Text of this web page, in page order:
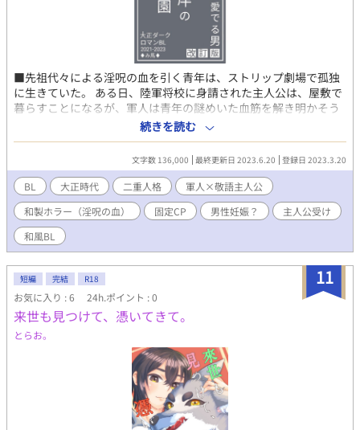
■先祖代々による淫呪の血を引く青年は、ストリップ劇場で孤独
に生きていた。 ある日、陸軍将校に身請された主人公は、屋敷で
暮らすことになるが、軍人は青年の謎めいた血筋を解き明かそう
と動きだす──。 ■本作はミステリアスダークロマンがテーマで
す。R18描写は随所に散らばっていますので、ご了承のうえ読み進
めてください。 ※ 独自解釈＋造語あり。エセ大正時代、一部誘い
受け、凌辱（回想）シーンあります。筆者の趣味丸出しにつき成
人向けです。 ※ 初出2021年［淫呪の青年を愛でる男］加筆修正
※ 初出2022年［幼生閉口］セルフオマージュ
続きを読む
文字数 136,000 最終更新日 2023.6.20 登録日 2023.3.20
BL 大正時代 二重人格
軍人×敬語主人公
和製ホラー（淫呪の血）
固定CP 男性妊娠？
主人公受け
和風BL
11
短編 完結 R18
お気に入り : 6 24h.ポイント : 0
来世も見つけて、憑いてきて。
とらお。